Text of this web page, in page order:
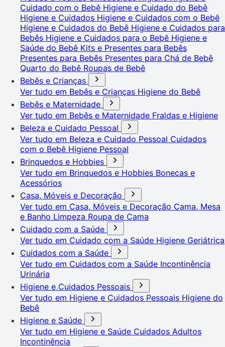
Cuidado com o Bebê Higiene e Cuidado do Bebê
Higiene e Cuidados Higiene e Cuidados com o Bebê
Higiene e Cuidados do Bebê Higiene e Cuidados para
Bebês Higiene e Cuidados para o Bebê Higiene e
Saúde do Bebê Kits e Presentes para Bebês
Presentes para Bebês Presentes para Chá de Bebê
Quarto do Bebê Roupas de Bebê
Bebês e Crianças
Ver tudo em Bebês e Crianças Higiene do Bebê
Bebês e Maternidade
Ver tudo em Bebês e Maternidade Fraldas e Higiene
Beleza e Cuidado Pessoal
Ver tudo em Beleza e Cuidado Pessoal Cuidados
com o Bebê Higiene Pessoal
Brinquedos e Hobbies
Ver tudo em Brinquedos e Hobbies Bonecas e
Acessórios
Casa, Móveis e Decoração
Ver tudo em Casa, Móveis e Decoração Cama, Mesa
e Banho Limpeza Roupa de Cama
Cuidado com a Saúde
Ver tudo em Cuidado com a Saúde Higiene Geriátrica
Cuidados com a Saúde
Ver tudo em Cuidados com a Saúde Incontinência
Urinária
Higiene e Cuidados Pessoais
Ver tudo em Higiene e Cuidados Pessoais Higiene do
Bebê
Higiene e Saúde
Ver tudo em Higiene e Saúde Cuidados Adultos
Incontinência